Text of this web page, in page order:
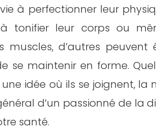
à perfectionner leur
tonifier leur corps ou
muscles, d’autres
se maintenir en forme.
idée où ils se joignent, la
d’un passionné de la
santé.